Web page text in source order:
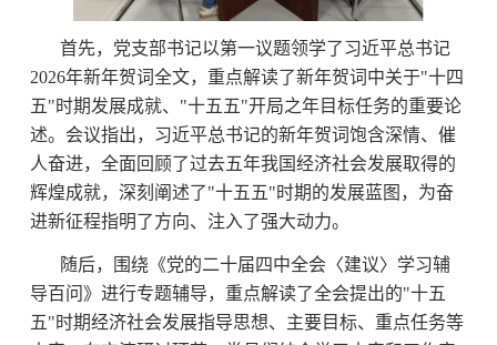
首先，党支部书记以第一议题领学了习近平总书记
2026年新年贺词全文，重点解读了新年贺词中关于"十四
五"时期发展成就、"十五五"开局之年目标任务的重要论
述。会议指出，习近平总书记的新年贺词饱含深情、催
人奋进，全面回顾了过去五年我国经济社会发展取得的
辉煌成就，深刻阐述了"十五五"时期的发展蓝图，为奋
进新征程指明了方向、注入了强大动力。
随后，围绕《党的二十届四中全会〈建议〉学习辅
导百问》进行专题辅导，重点解读了全会提出的"十五
五"时期经济社会发展指导思想、主要目标、重点任务等